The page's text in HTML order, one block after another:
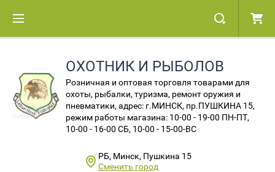
ОХОТНИК И РЫБОЛОВ
Розничная и оптовая торговля товарами для
охоты, рыбалки, туризма, ремонт оружия и
пневматики, адрес: г.МИНСК, пр.ПУШКИНА 15,
режим работы магазина: 10-00 - 19-00 ПН-ПТ,
10-00 - 16-00 СБ, 10-00 - 15-00-ВС
РБ, Минск, Пушкина 15
Сменить город